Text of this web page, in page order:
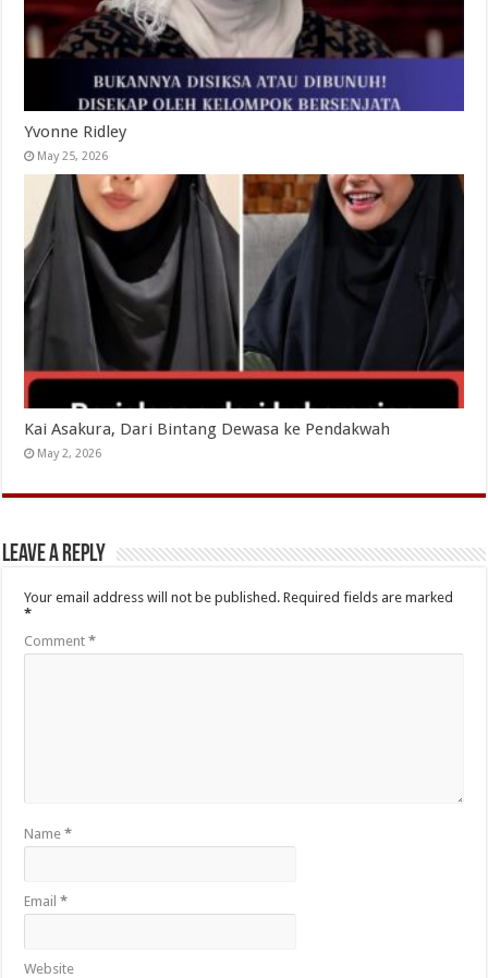
Yvonne Ridley
May 25, 2026
Kai Asakura, Dari Bintang Dewasa ke Pendakwah
May 2, 2026
Leave a Reply
Your email address will not be published. Required fields are marked
*
Comment*
Name*
Email*
Website